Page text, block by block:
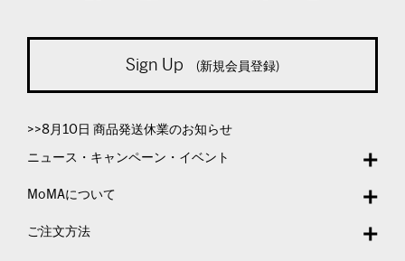
Sign Up (新規会員登録)
>>8月10日 商品発送休業のお知らせ
ニュース・キャンペーン・イベント
MoMAについて
ご注文方法